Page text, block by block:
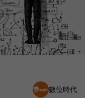
數位時代